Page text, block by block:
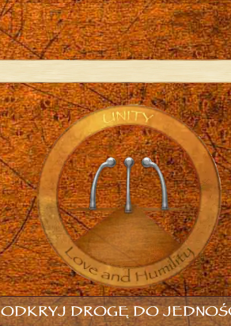
ODKRYJ DROGĘ DO